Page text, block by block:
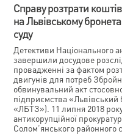
Справу розтрати
на Львівському
суду
Детективи Національного
завершили досудове
провадженні за фактом
двигунів для потреб
обвинувальний акт
підприємства
«ЛБТЗ»). 11 липня 2018
антикорупційної
Солом’янського районного